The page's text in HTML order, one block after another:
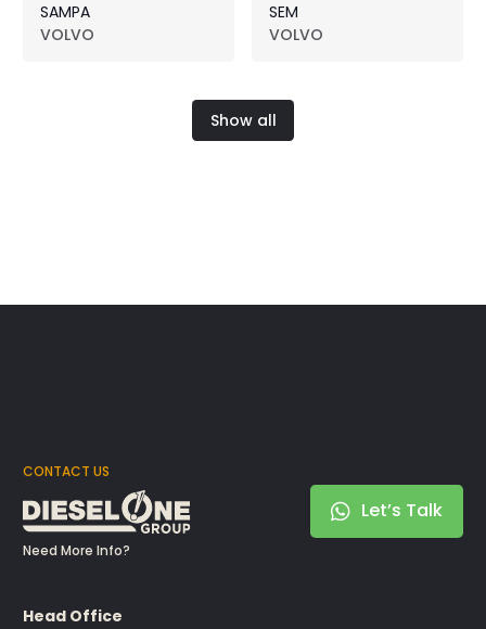
SAMPA
VOLVO
SEM
VOLVO
Show all
CONTACT US
Need More Info?
Let’s Talk
Head Office